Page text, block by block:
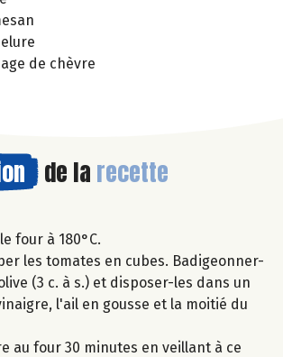
de chèvre
de la recette
four à 180°C.
les tomates en cubes. Badigeonner-
(3 c. à s.) et disposer-les dans un
l'ail en gousse et la moitié du
au four 30 minutes en veillant à ce